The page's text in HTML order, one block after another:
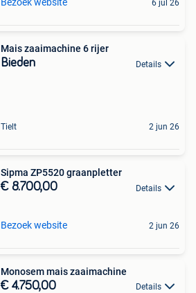
Bezoek website 6 jul 26
Mais zaaimachine 6 rijer
Bieden Details
Tielt 2 jun 26
Sipma ZP5520 graanpletter
€ 8.700,00 Details
Bezoek website 2 jun 26
Monosem mais zaaimachine
€ 4.750,00 Details